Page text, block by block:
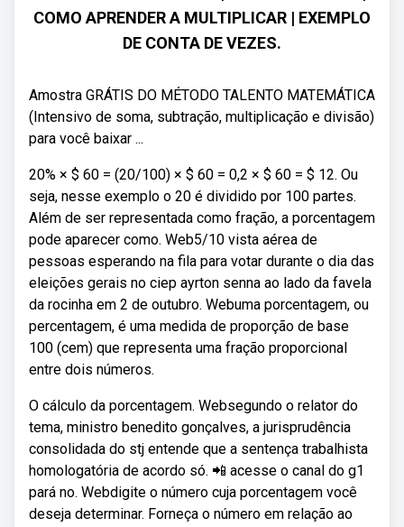
COMO APRENDER A MULTIPLICAR | EXEMPLO
DE CONTA DE VEZES.
Amostra GRÁTIS DO MÉTODO TALENTO MATEMÁTICA
(Intensivo de soma, subtração, multiplicação e divisão)
para você baixar ...
20% × $ 60 = (20/100) × $ 60 = 0,2 × $ 60 = $ 12. Ou
seja, nesse exemplo o 20 é dividido por 100 partes.
Além de ser representada como fração, a porcentagem
pode aparecer como. Web5/10 vista aérea de
pessoas esperando na fila para votar durante o dia das
eleições gerais no ciep ayrton senna ao lado da favela
da rocinha em 2 de outubro. Webuma porcentagem, ou
percentagem, é uma medida de proporção de base
100 (cem) que representa uma fração proporcional
entre dois números.
O cálculo da porcentagem. Websegundo o relator do
tema, ministro benedito gonçalves, a jurisprudência
consolidada do stj entende que a sentença trabalhista
homologatória de acordo só. 📲 acesse o canal do g1
pará no. Webdigite o número cuja porcentagem você
deseja determinar. Forneça o número em relação ao